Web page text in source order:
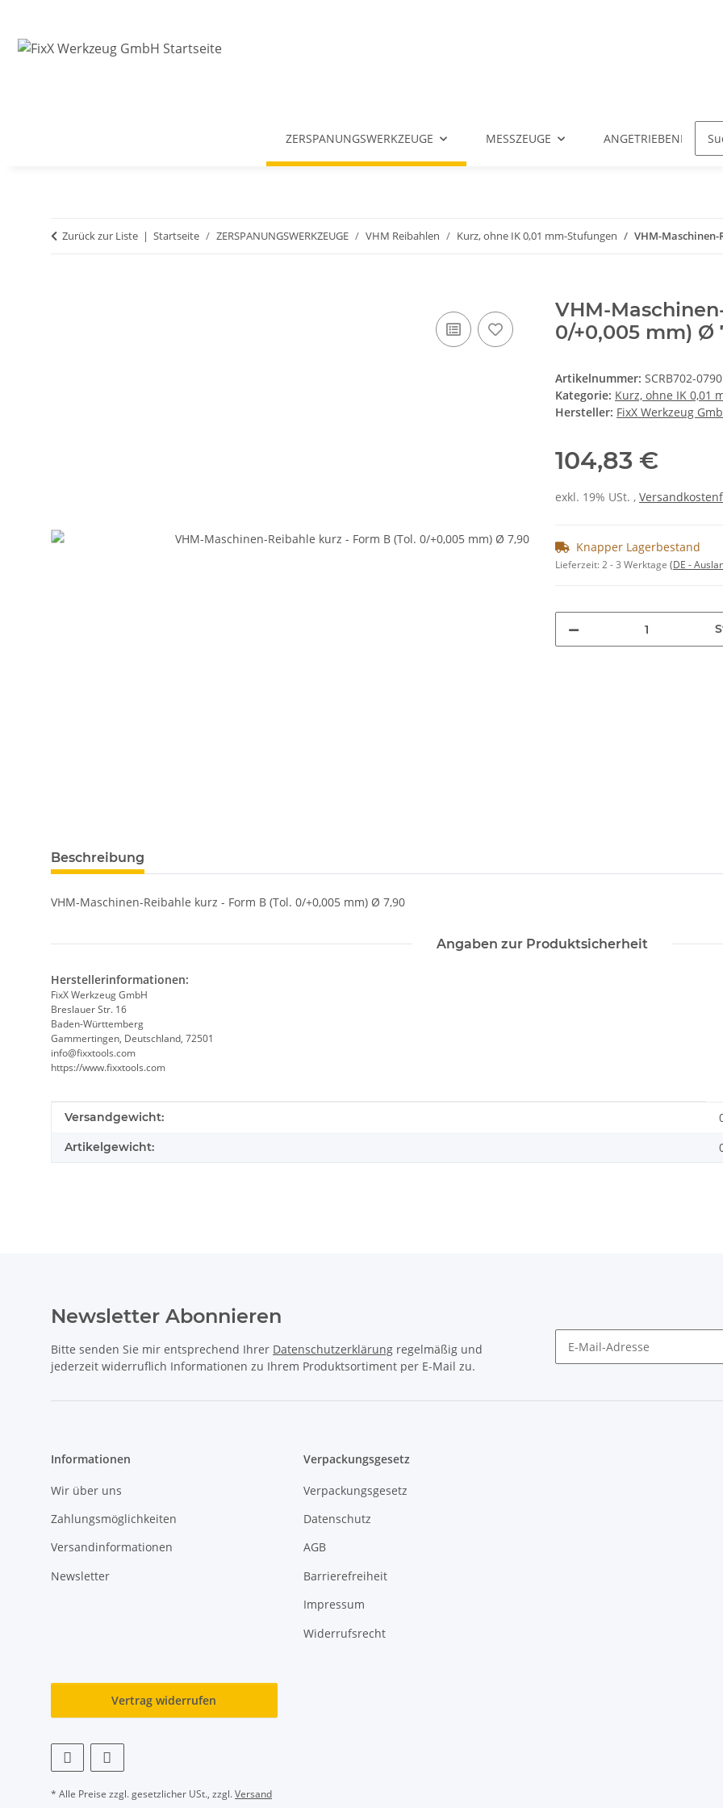
ZERSPANUNGSWERKZEUGE MESSZEUGE ANGETRIEBENE
Zurück zur Liste Startseite ZERSPANUNGSWERKZEUGE VHM Reibahlen Kurz, ohne IK 0,01 mm-Stufungen VHM-Maschinen-
VHM-
0/+0,005 mm) Ø
Artikelnummer: SCRB702-0790
Kategorie: Kurz, ohne IK 0,01
Hersteller: FixX Werkzeug
104,83 €
exkl. 19% USt. ,
Knapper Lagerbestand
Lieferzeit:2 - 3 Werktage (DE -
weitere Registerkarten anzeigen
Beschreibung
VHM-Maschinen-Reibahle kurz - Form B (Tol. 0/+0,005 mm) Ø 7,90
Angaben zur Produktsicherheit
Herstellerinformationen:
FixX Werkzeug GmbH
Breslauer Str. 16
Baden-Württemberg
Gammertingen, Deutschland, 72501
info@fixxtools.com
https://www.fixxtools.com
Produkteigenschaft
Wert
Versandgewicht:
Artikelgewicht:
Newsletter Abonnieren
Bitte senden Sie mir entsprechend Ihrer Datenschutzerklärung regelmäßig und
jederzeit widerruflich Informationen zu Ihrem Produktsortiment per E-Mail zu.
Informationen
Wir über uns
Zahlungsmöglichkeiten
Versandinformationen
Newsletter
Verpackungsgesetz
Verpackungsgesetz
Datenschutz
AGB
Barrierefreiheit
Impressum
Widerrufsrecht
Vertrag widerrufen
* Alle Preise zzgl. gesetzlicher USt., zzgl.Versand